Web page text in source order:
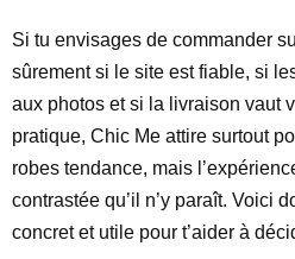
Si tu envisages de commander
sûrement si le site est fiable, si
aux photos et si la livraison vaut
pratique, Chic Me attire surtout
robes tendance, mais
contrastée qu’il n’y paraît. Voici
concret et utile pour t’aider à